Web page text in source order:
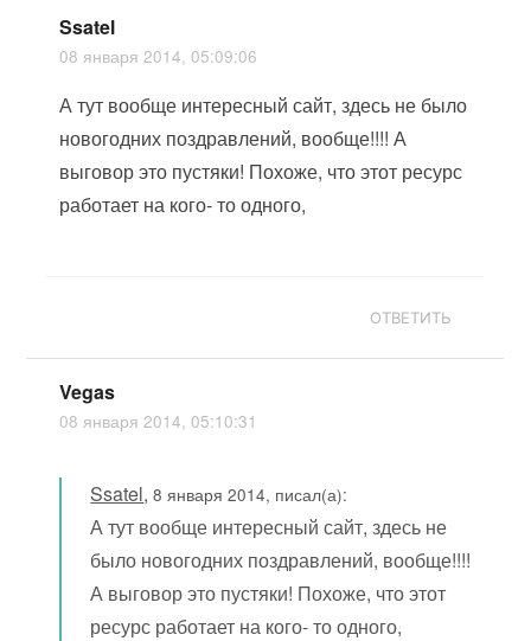
Ssatel
08 января 2014, 05:09:06
А тут вообще интересный сайт, здесь не было
новогодних поздравлений, вообще!!!! А
выговор это пустяки! Похоже, что этот ресурс
работает на кого- то одного,
ОТВЕТИТЬ
Vegas
08 января 2014, 05:10:31
Ssatel,8 января 2014, писал(а):
А тут вообще интересный сайт, здесь не
было новогодних поздравлений, вообще!!!!
А выговор это пустяки! Похоже, что этот
ресурс работает на кого- то одного,